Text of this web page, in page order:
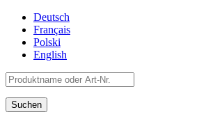
Deutsch
Français
Polski
English